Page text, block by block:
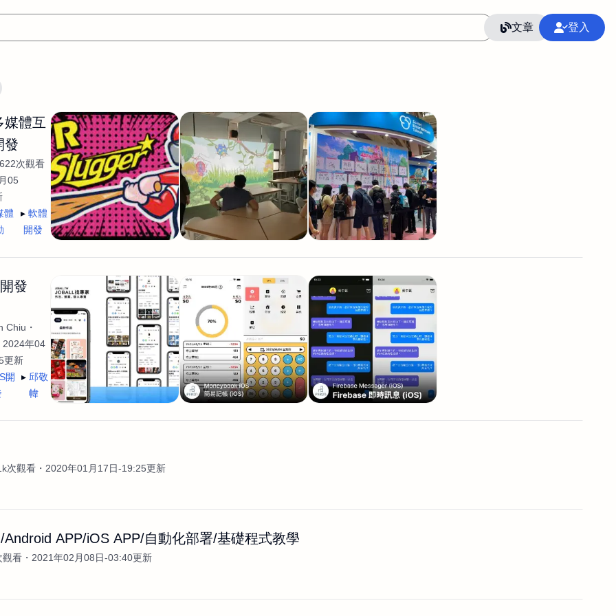
文章 登入
AI應用 AI 網頁設計 軟體開發 網站架設網頁製作 語言 整合行銷公關
平面設計師 AI影片製作 P圖改圖修圖 廣告操作 SEO CRM GoogleAnalytics
程式
商業攝影 廣告行銷服務 室內設計 網站開發 接案 照片後製修圖
WordPress網站架設與網站維護救援
生產設計 網頁製作 SCI醫學論文寫作投稿 Flutter
影像設計 視覺設計 自我介紹 業務外包 設計建模渲染 Solidworks 插畫
電商自媒體平面設計 長篇文案短 影片製作 設計 動畫製作 服務項目
媒體互
發
622次觀看
05
體
軟體
開發
發
Chiu
2024年04
更新
開
邱敬
幃
次觀看 2020年01月17日-19:25更新
Android APP/iOS APP/自動化部署/基礎程式教學
觀看 2021年02月08日-03:40更新